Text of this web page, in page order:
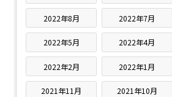
2022年8月 2022年7月
2022年5月 2022年4月
2022年2月 2022年1月
2021年11月 2021年10月